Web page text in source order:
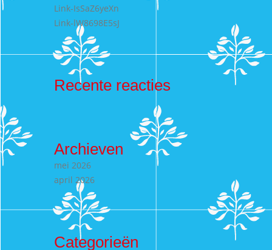
Link-IsSaZ6yeXn
Link-lW8698E5sJ
Recente reacties
Archieven
mei 2026
april 2026
Categorieën